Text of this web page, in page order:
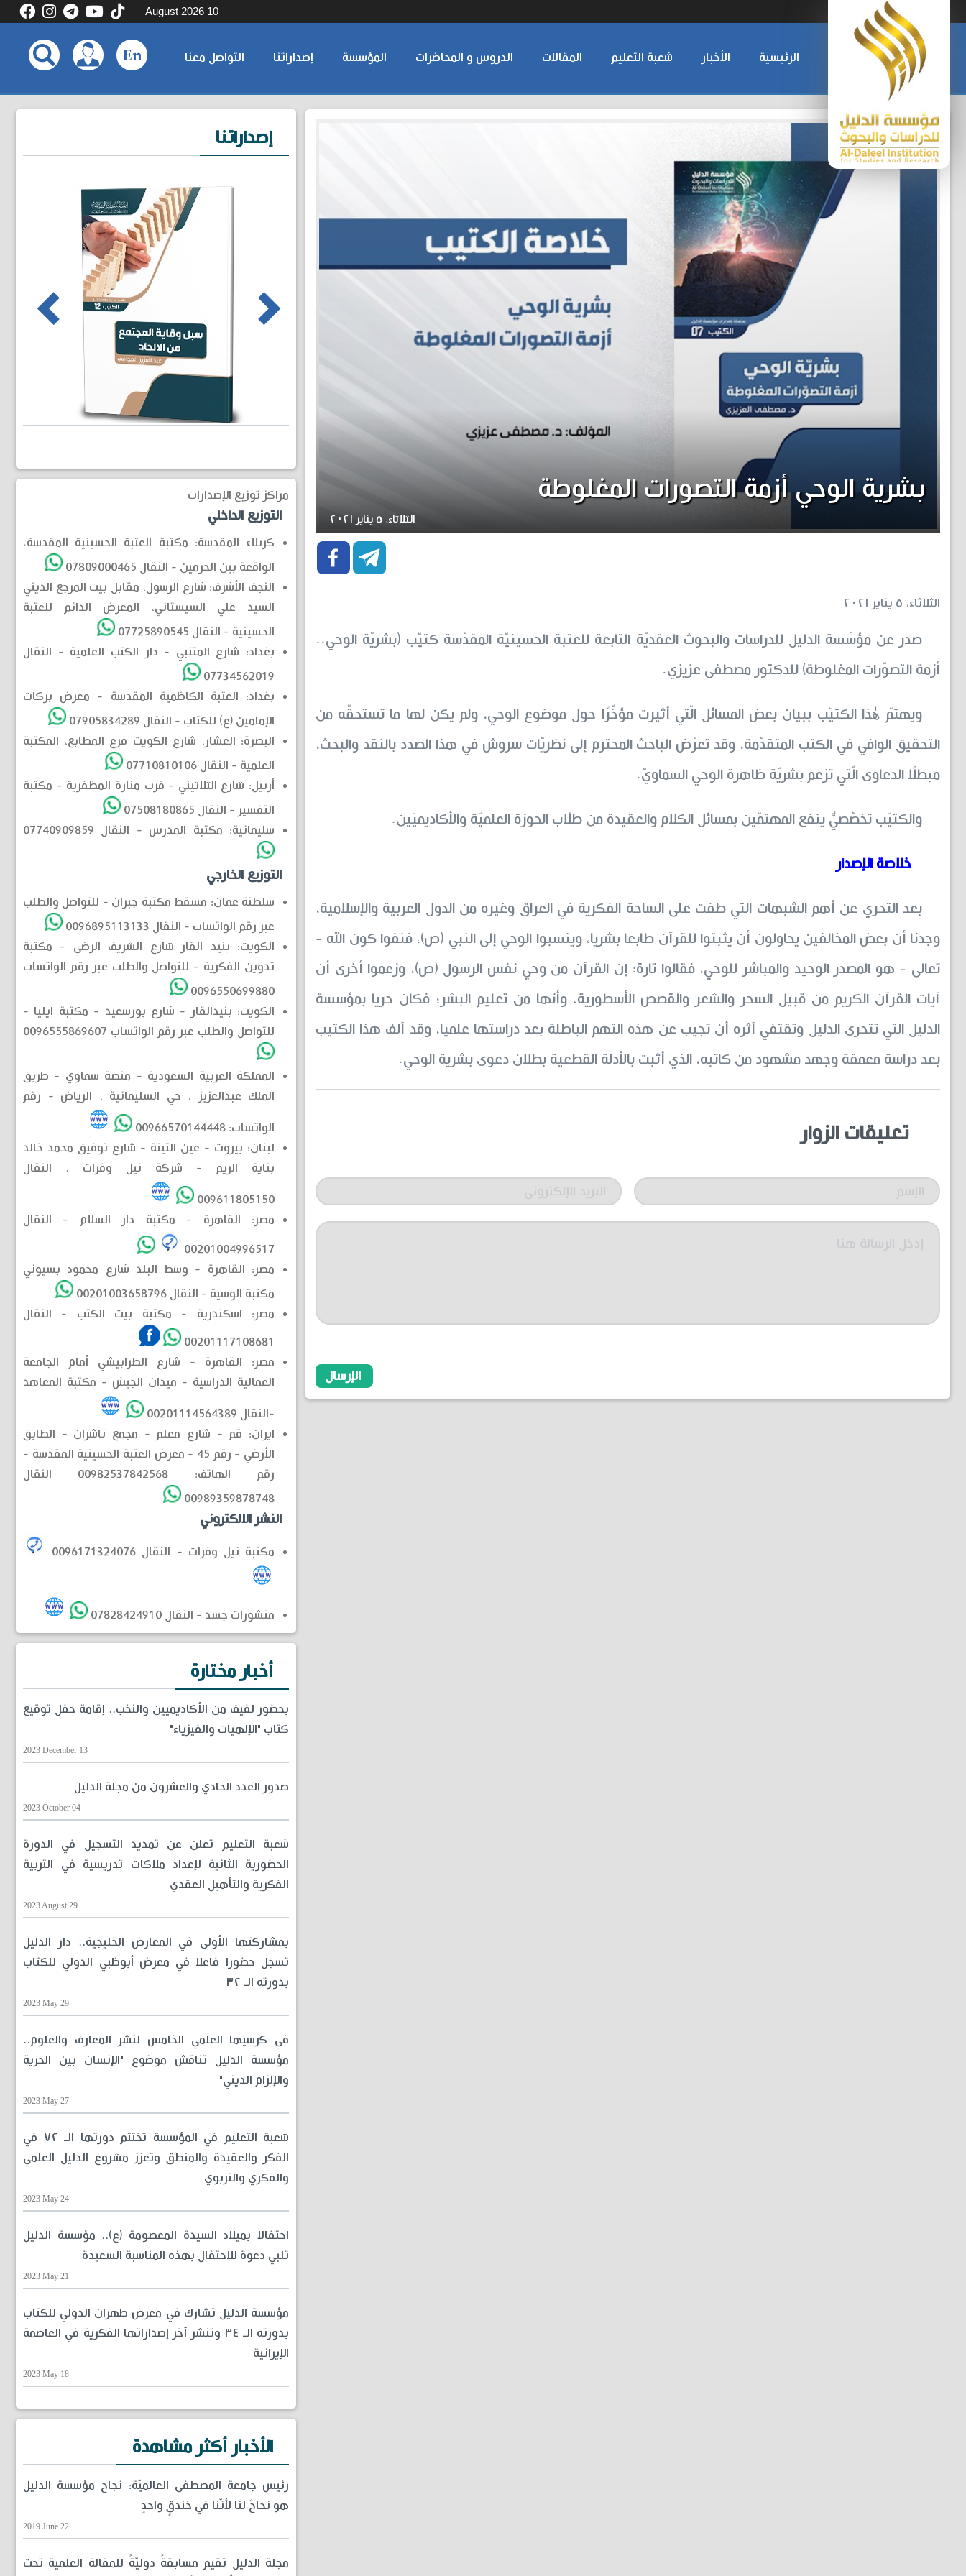
10 August 2026
الرئيسية الأخبار شعبة التعليم المقالات الدروس و المحاضرات المؤسسة إصداراتنا التواصل معنا
بشرية الوحي أزمة التصورات المغلوطة
الثلاثاء، ٥ يناير ٢٠٢١
 
الثلاثاء، ٥ يناير ٢٠٢١
صدر عن مؤسّسة الدليل للدراسات والبحوث العقديّة التابعة للعتبة الحسينيّة المقدّسة كتيّب (بشريّة الوحي..
أزمة التصوّرات المغلوطة) للدكتور مصطفى عزيزي.
ويهتمّ هٰذا الكتيّب ببيان بعض المسائل الّتي أثيرت مؤخّرًا حول موضوع الوحي، ولم يكن لها ما تستحقّه من
التحقيق الوافي في الكتب المتقدّمة، وقد تعرّض الباحث المحترم إلى نظريّات سروش في هذا الصدد بالنقد والبحث،
مبطلًا الدعاوى الّتي تزعم بشريّة ظاهرة الوحي السماويّ.
والكتيّب تخصّصيٌّ ينفع المهتمّين بمسائل الكلام والعقيدة من طلّاب الحوزة العلميّة والأكاديميّين.
خلاصة الإصدار
بعد التحري عن أهم الشبهات التي طفت على الساحة الفكرية في العراق وغيره من الدول العربية والإسلامية،
وجدنا أن بعض المخالفين يحاولون أن يثبتوا للقرآن طابعا بشريا، وينسبوا الوحي إلى النبي (ص)، فنفوا كون الله -
تعالى - هو المصدر الوحيد والمباشر للوحي، فقالوا تارة: إن القرآن من وحي نفس الرسول (ص)، وزعموا أخرى أن
آيات القرآن الكريم من قبيل السحر والشعر والقصص الأسطورية، وأنها من تعليم البشر؛ فكان حريا بمؤسسة
الدليل التي تتحرى الدليل وتقتفي أثره أن تجيب عن هذه التهم الباطلة بعد دراستها علميا، وقد ألف هذا الكتيب
بعد دراسة معمقة وجهد مشهود من كاتبه، الذي أثبت بالأدلة القطعية بطلان دعوى بشرية الوحي.
تعليقات الزوار
إصداراتنا
Next
مراكز توزيع الإصدارات
التوزيع الداخلي
كربلاء المقدسة: مكتبة العتبة الحسينية المقدسة،
الواقعة بين الحرمين - النقال 07809000465
النجف الأشرف: شارع الرسول، مقابل بيت المرجع الديني
السيد علي السيستاني، المعرض الدائم للعتبة
الحسينية - النقال 07725890545
بغداد: شارع المتنبي - دار الكتب العلمية - النقال
07734562019
بغداد: العتبة الكاظمية المقدسة - معرض بركات
الإمامين (ع) للكتاب - النقال 07905834289
البصرة: العشار، شارع الكويت فرع المطابع، المكتبة
العلمية - النقال 07710810106
أربيل: شارع الثلاثيني - قرب منارة المظفرية - مكتبة
التفسير - النقال 07508180865
سليمانية: مكتبة المدرس - النقال 07740909859
التوزيع الخارجي
سلطنة عمان: مسقط مكتبة جبران - للتواصل والطلب
عبر رقم الواتساب - النقال 0096895113133
الكويت: بنيد القار شارع الشريف الرضي - مكتبة
تدوين الفكرية - للتواصل والطلب عبر رقم الواتساب
0096550699880
الكويت: بنيدالقار - شارع بورسعيد - مكتبة ايليا -
للتواصل والطلب عبر رقم الواتساب 0096555869607
المملكة العربية السعودية - منصة سماوي - طريق
الملك عبدالعزيز ، حي السليمانية ، الرياض - رقم
الواتساب: 00966570144448
لبنان: بيروت - عين التينة - شارع توفيق محمد خالد
بناية الريم - شركة نيل وفرات . النقال
009611805150
مصر: القاهرة - مكتبة دار السلام - النقال
00201004996517
مصر: القاهرة - وسط البلد شارع محمود بسيوني
مكتبة الوسية - النقال 00201003658796
مصر: اسكندرية - مكتبة بيت الكتب - النقال
00201117108681
مصر: القاهرة - شارع الطرابيشي أمام الجامعة
العمالية الدراسية - ميدان الجيش - مكتبة المعاهد
-النقال 00201114564389
ايران: قم - شارع معلم - مجمع ناشران - الطابق
الأرضي - رقم 45 - معرض العتبة الحسينية المقدسة -
رقم الهاتف: 00982537842568 النقال
00989359878748
النشر الالكتروني
مكتبة نيل وفرات - النقال 0096171324076
منشورات جسد - النقال 07828424910
أخبار مختارة
بحضور لفيف من الأكاديميين والنخب.. إقامة حفل توقيع
كتاب "الإلهيات والفيزياء"
2023 December 13
صدور العدد الحادي والعشرون من مجلة الدليل
2023 October 04
شعبة التعليم تعلن عن تمديد التسجيل في الدورة
الحضورية الثانية لإعداد ملاكات تدريسية في التربية
الفكرية والتأهيل العقدي
2023 August 29
بمشاركتها الأولى في المعارض الخليجية.. دار الدليل
تسجل حضورا فاعلا في معرض أبوظبي الدولي للكتاب
بدورته الـ ٣٢
2023 May 29
في كرسيها العلمي الخامس لنشر المعارف والعلوم..
مؤسسة الدليل تناقش موضوع "الإنسان بين الحرية
والإلزام الديني"
2023 May 27
شعبة التعليم في المؤسسة تختتم دورتها الـ ٧٢ في
الفكر والعقيدة والمنطق وتعزز مشروع الدليل العلمي
والفكري والتربوي
2023 May 24
احتفالا بميلاد السيدة المعصومة (ع).. مؤسسة الدليل
تلبي دعوة للاحتفال بهذه المناسبة السعيدة
2023 May 21
مؤسسة الدليل تشارك في معرض طهران الدولي للكتاب
بدورته الـ ٣٤ وتنشر آخر إصداراتها الفكرية في العاصمة
الإيرانية
2023 May 18
الأخبار أكثر مشاهدة
رئيس جامعة المصطفى العالميّة: نجاح مؤسسة الدليل
هو نجاحٌ لنا لأنّنا في خندقٍ واحدٍ
2019 June 22
مجلة الدليل تقيم مسابقةً دوليّةً للمقالة العلمية تحت